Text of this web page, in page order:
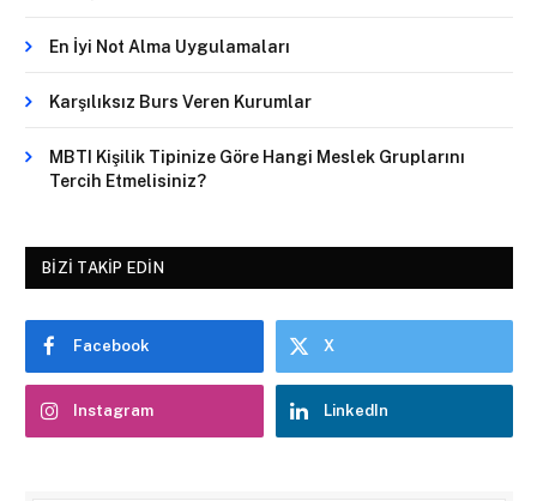
En İyi Not Alma Uygulamaları
Karşılıksız Burs Veren Kurumlar
MBTI Kişilik Tipinize Göre Hangi Meslek Gruplarını
Tercih Etmelisiniz?
BIZI TAKIP EDIN
Facebook X
Instagram LinkedIn